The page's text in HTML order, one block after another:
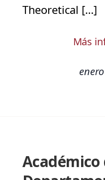
Theoretical […]
Más
Académico